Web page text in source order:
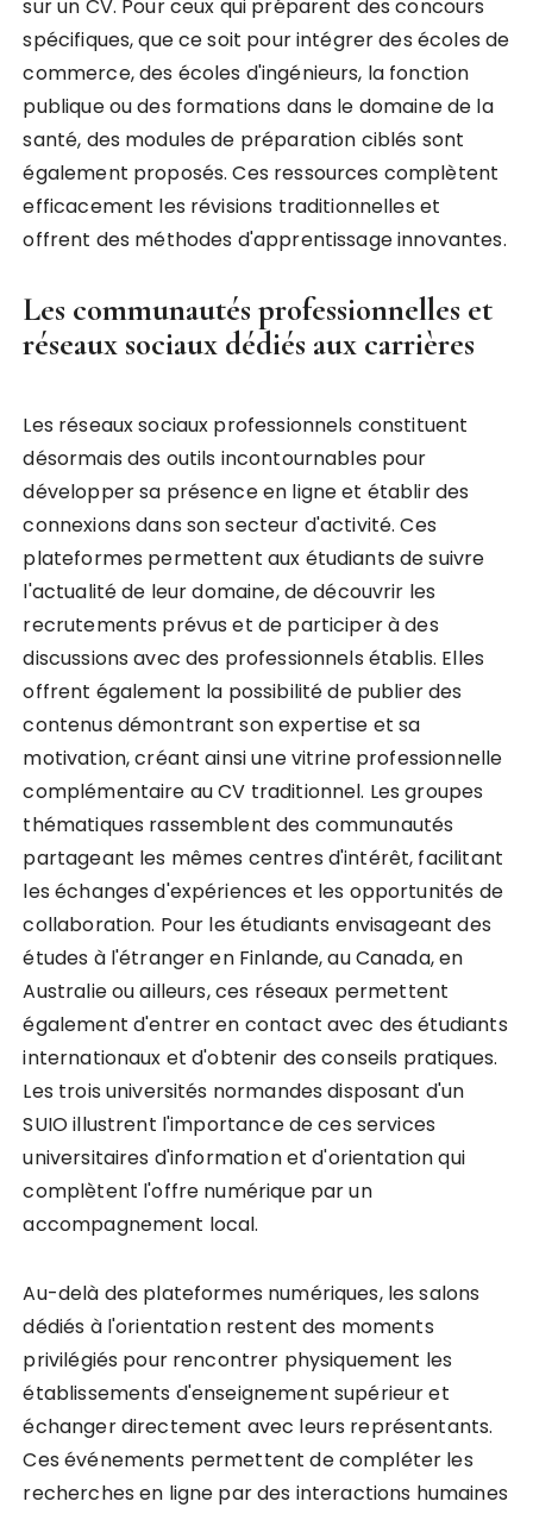
sur un CV. Pour ceux qui préparent des concours
spécifiques, que ce soit pour intégrer des écoles de
commerce, des écoles d'ingénieurs, la fonction
publique ou des formations dans le domaine de la
santé, des modules de préparation ciblés sont
également proposés. Ces ressources complètent
efficacement les révisions traditionnelles et
offrent des méthodes d'apprentissage innovantes.
Les communautés professionnelles et
réseaux sociaux dédiés aux carrières
Les réseaux sociaux professionnels constituent
désormais des outils incontournables pour
développer sa présence en ligne et établir des
connexions dans son secteur d'activité. Ces
plateformes permettent aux étudiants de suivre
l'actualité de leur domaine, de découvrir les
recrutements prévus et de participer à des
discussions avec des professionnels établis. Elles
offrent également la possibilité de publier des
contenus démontrant son expertise et sa
motivation, créant ainsi une vitrine professionnelle
complémentaire au CV traditionnel. Les groupes
thématiques rassemblent des communautés
partageant les mêmes centres d'intérêt, facilitant
les échanges d'expériences et les opportunités de
collaboration. Pour les étudiants envisageant des
études à l'étranger en Finlande, au Canada, en
Australie ou ailleurs, ces réseaux permettent
également d'entrer en contact avec des étudiants
internationaux et d'obtenir des conseils pratiques.
Les trois universités normandes disposant d'un
SUIO illustrent l'importance de ces services
universitaires d'information et d'orientation qui
complètent l'offre numérique par un
accompagnement local.
Au-delà des plateformes numériques, les salons
dédiés à l'orientation restent des moments
privilégiés pour rencontrer physiquement les
établissements d'enseignement supérieur et
échanger directement avec leurs représentants.
Ces événements permettent de compléter les
recherches en ligne par des interactions humaines